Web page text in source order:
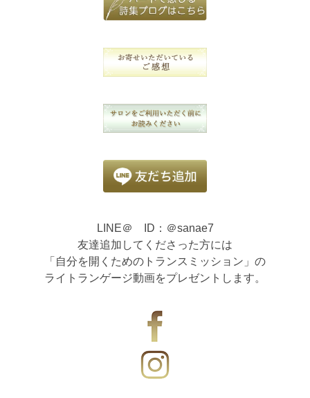
LINE＠ ID：＠sanae7
友達追加してくださった方には
「自分を開くためのトランスミッション」の
ライトランゲージ動画をプレゼントします。